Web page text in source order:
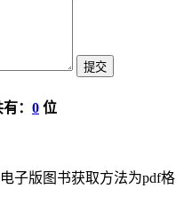
： 0 位
子版图书获取方法为pdf格